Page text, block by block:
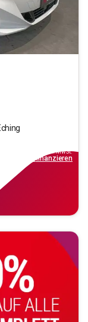
inkl.MwSt.
finanzieren